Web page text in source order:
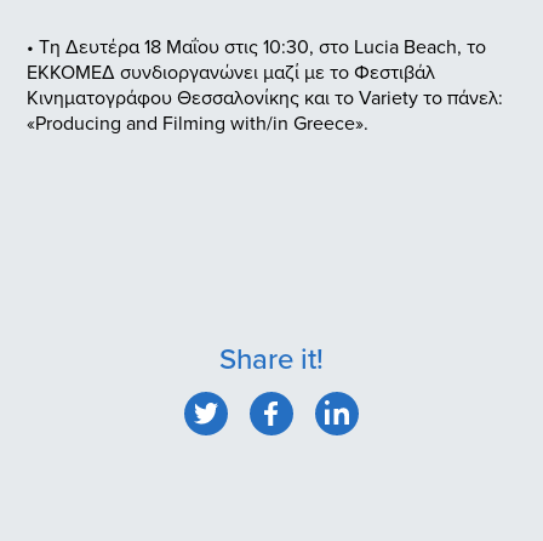
• Τη Δευτέρα 18 Μαΐου στις 10:30, στο Lucia Beach, το
ΕΚΚΟΜΕΔ συνδιοργανώνει μαζί με το Φεστιβάλ
Κινηματογράφου Θεσσαλονίκης και το Variety το πάνελ:
«Producing and Filming with/in Greece».
Share it!